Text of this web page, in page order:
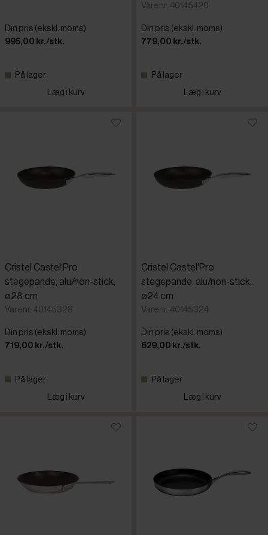
Din pris (ekskl. moms)
995,00 kr./stk.
På lager
Læg i kurv
Varenr: 40145420
Din pris (ekskl. moms)
779,00 kr./stk.
På lager
Læg i kurv
Cristel Castel'Pro
stegepande, alu/non-stick,
ø28 cm
Varenr: 40145328
Din pris (ekskl. moms)
719,00 kr./stk.
På lager
Læg i kurv
Cristel Castel'Pro
stegepande, alu/non-stick,
ø24 cm
Varenr: 40145324
Din pris (ekskl. moms)
629,00 kr./stk.
På lager
Læg i kurv